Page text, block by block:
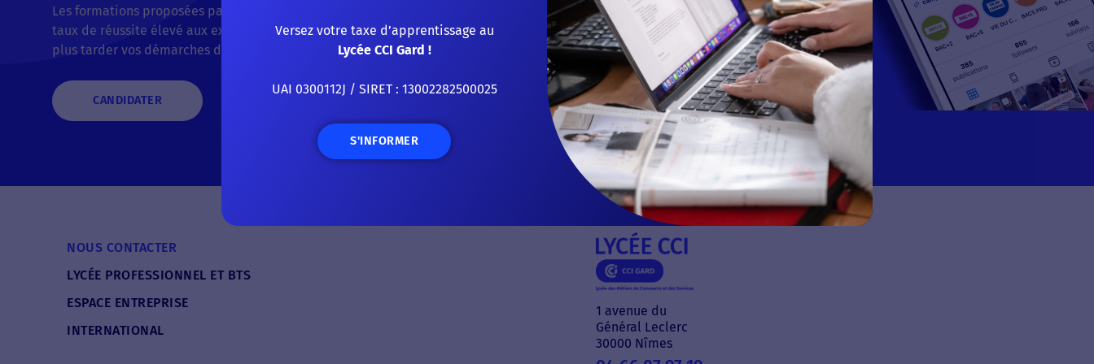
Les formations proposées par la voie scolaire ou l’alternance, garantissent un
taux de réussite élevé aux examens. L’une d’elle vous intéresse ? Démarrez sans
plus tarder vos démarches d’inscription !
CANDIDATER
NOUS CONTACTER
LYCÉE PROFESSIONNEL ET BTS
ESPACE ENTREPRISE
INTERNATIONAL
1 avenue du
Général Leclerc
30000 Nîmes
Versez votre taxe d’apprentissage au
Lycée CCI Gard !
UAI 0300112J / SIRET : 13002282500025
S'INFORMER